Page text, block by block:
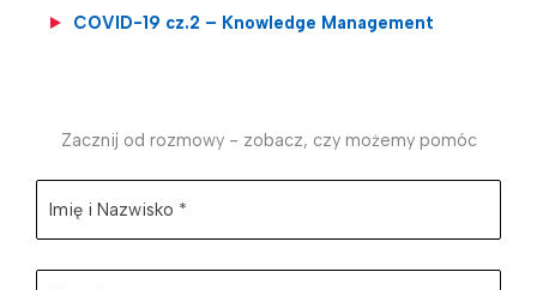
COVID-19 cz.2 – Knowledge Management
Zacznij od rozmowy - zobacz, czy możemy pomóc